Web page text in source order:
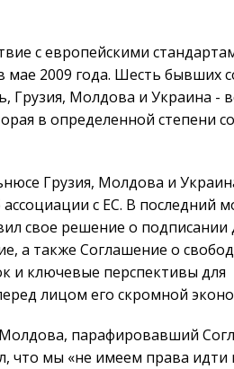
с европейскими
мае 2009 года. Шесть бывших
Грузия, Молдова и Украина -
в определенной степени
Грузия, Молдова и
с ЕС. В последний
свое решение о подписании
а также Соглашение о
и ключевые перспективы для
лицом его скромной
парафировавший
что мы «не имеем права идти